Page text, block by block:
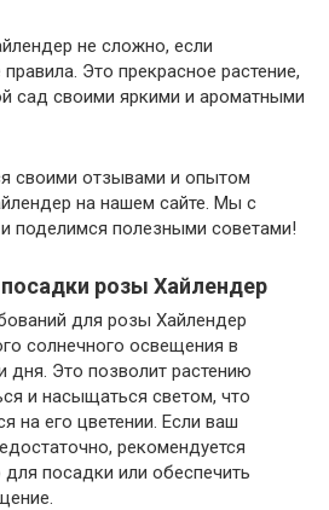
не сложно, если
Это прекрасное растение,
сад своими яркими и ароматными
своими отзывами и опытом
на нашем сайте. Мы с
поделимся полезными советами!
розы Хайлендер
для розы Хайлендер
солнечного освещения в
дня. Это позволит растению
и насыщаться светом, что
на его цветении. Если ваш
рекомендуется
посадки или обеспечить